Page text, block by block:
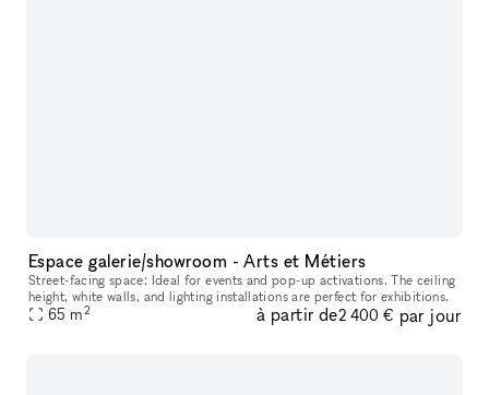
Espace galerie/showroom - Arts et Métiers
Street-facing space: Ideal for events and pop-up activations. The ceiling
height, white walls, and lighting installations are perfect for exhibitions.
65 m2 à partir de2 400 € par jour